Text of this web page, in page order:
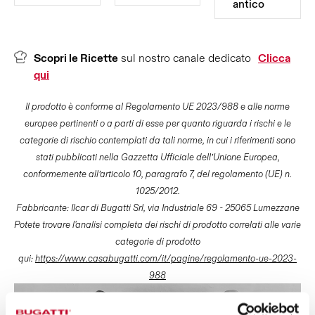
antico
Scopri le Ricette sul nostro canale dedicato Clicca
qui
Il prodotto è conforme al Regolamento UE 2023/988 e alle norme
europee pertinenti o a parti di esse per quanto riguarda i rischi e le
categorie di rischio contemplati da tali norme, in cui i riferimenti sono
stati pubblicati nella Gazzetta Ufficiale dell’Unione Europea,
conformemente all’articolo 10, paragrafo 7, del regolamento (UE) n.
1025/2012.
Fabbricante: Ilcar di Bugatti Srl, via Industriale 69 - 25065 Lumezzane
Potete trovare l'analisi completa dei rischi di prodotto correlati alle varie
categorie di prodotto
qui:https://www.casabugatti.com/it/pagine/regolamento-ue-2023-
988